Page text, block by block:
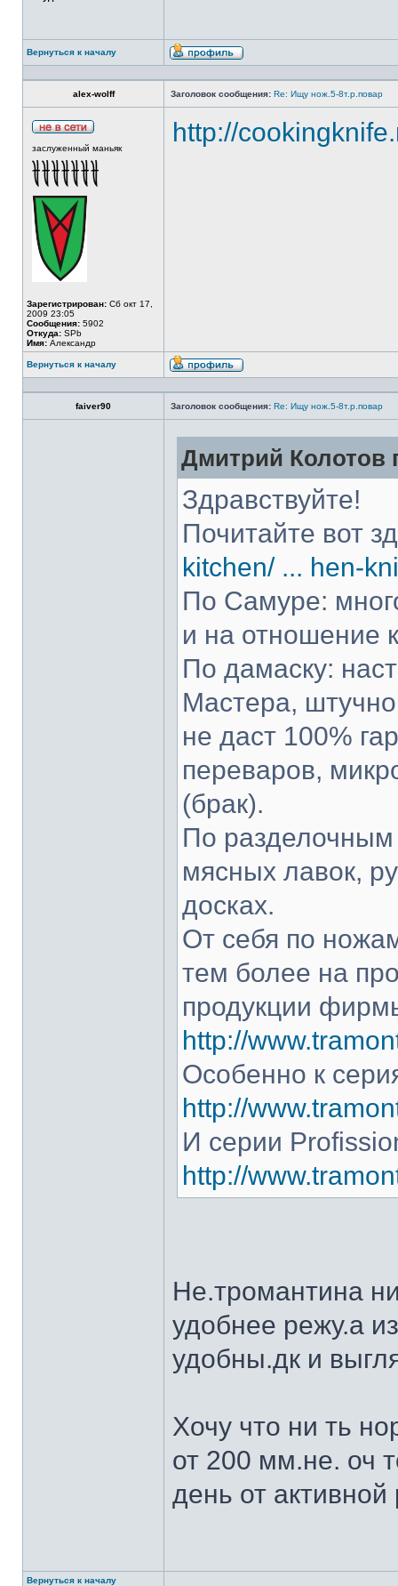
Вернуться к началу
alex-wolff Заголовок сообщения: Re: Ищу нож.5-8т.р.повар
заслуженный маньяк
Зарегистрирован: Сб окт 17,
2009 23:05
Сообщения: 5902
Откуда: SPb
Имя: Александр
http://
Вернуться к началу
faiver90 Заголовок сообщения: Re: Ищу нож.5-8т.р.повар
Дмитрий Колотов
Здравствуйте!
Почитайте вот
kitchen/ ... hen-
По Самуре:
и на отношение
По дамаску:
Мастера,
не даст 100%
переваров,
(брак).
По разделочным
мясных лавок,
досках.
От себя по
тем более на
продукции
http://
Особенно к
http://
И серии
http://
Не.тромантина
удобнее режу.а
удобны.дк и
Хочу что ни ть
от 200 мм.не. оч
день от
Вернуться к началу